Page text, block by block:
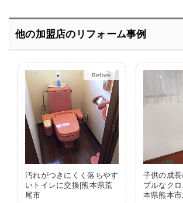
他の加盟店のリフォーム事例
Before
After
汚れがつきにくく落ちやす
いトイレに交換|熊本県荒
尾市
子供の成
プルなク
本県熊本市